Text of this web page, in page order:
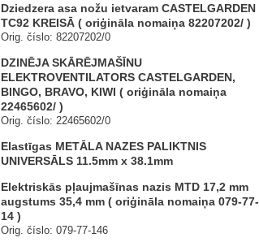
Dziedzera asa nožu ietvaram CASTELGARDEN
TC92 KREISĀ ( oriģināla nomaiņa 82207202/ )
Orig. číslo: 82207202/0
DZINĒJA SKĀRĒJMAŠĪNU
ELEKTROVENTILATORS CASTELGARDEN,
BINGO, BRAVO, KIWI ( oriģināla nomaiņa
22465602/ )
Orig. číslo: 22465602/0
Elastīgas METĀLA NAZES PALIKTNIS
UNIVERSĀLS 11.5mm x 38.1mm
Elektriskās pļaujmašīnas nazis MTD 17,2 mm
augstums 35,4 mm ( oriģināla nomaiņa 079-77-
14 )
Orig. číslo: 079-77-146